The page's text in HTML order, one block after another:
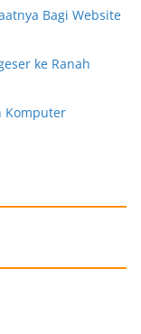
Bagi Website
ke Ranah
Komputer